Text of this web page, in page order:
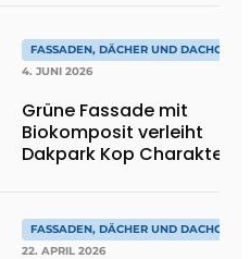
FASSADEN, DÄCHER UND
4. JUNI 2026
Grüne Fassade mit
Biokomposit verleiht
Dakpark Kop Charakter
FASSADEN, DÄCHER UND
22. APRIL 2026